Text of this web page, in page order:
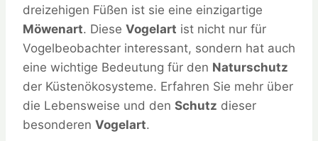
dreizehigen Füßen ist sie eine einzigartige
Möwenart. Diese Vogelart ist nicht nur für
Vogelbeobachter interessant, sondern hat auch
eine wichtige Bedeutung für den Naturschutz
der Küstenökosysteme. Erfahren Sie mehr über
die Lebensweise und den Schutz dieser
besonderen Vogelart.